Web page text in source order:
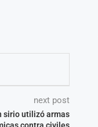
next post
sirio utilizó armas
contra civiles